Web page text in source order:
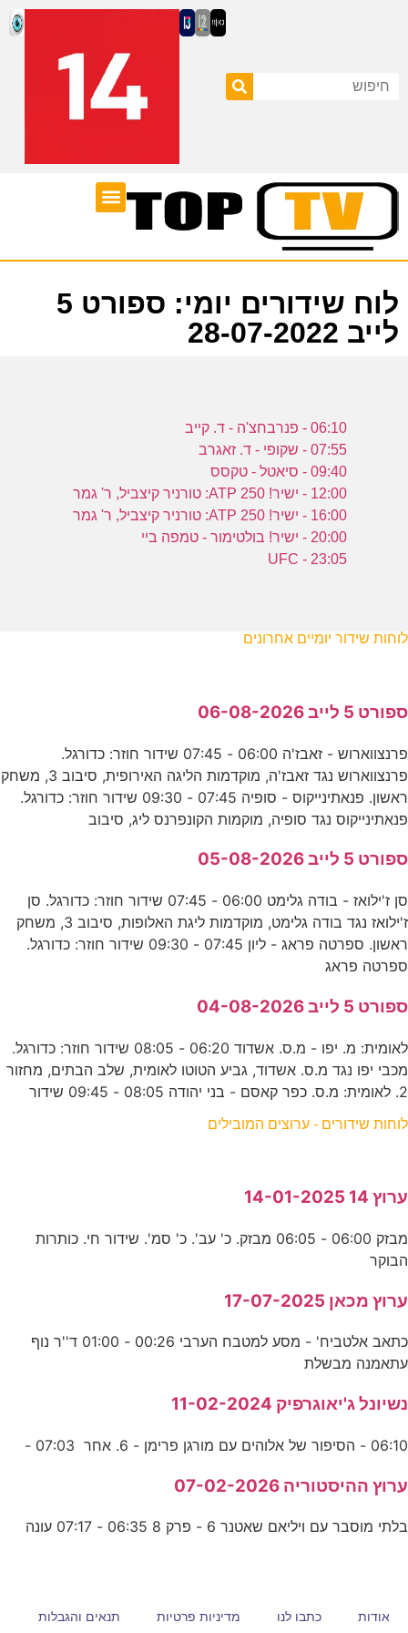
לוח שידורים יומי: ספורט 5
לייב 28-07-2022
06:10 - פנרבחצ'ה - ד. קייב
07:55 - שקופי - ד. זאגרב
09:40 - סיאטל - טקסס
12:00 - ישיר! ATP 250: טורניר קיצביל, ר' גמר
16:00 - ישיר! ATP 250: טורניר קיצביל, ר' גמר
20:00 - ישיר! בולטימור - טמפה ביי
23:05 - UFC
לוחות שידור יומיים אחרונים
ספורט 5 לייב 06-08-2026
פרנצווארוש - זאבז'ה 06:00 - 07:45 שידור חוזר: כדורגל.
פרנצווארוש נגד זאבז'ה, מוקדמות הליגה האירופית, סיבוב 3, משחק
ראשון. פנאתינייקוס - סופיה 07:45 - 09:30 שידור חוזר: כדורגל.
פנאתינייקוס נגד סופיה, מוקמות הקונפרנס ליג, סיבוב
ספורט 5 לייב 05-08-2026
סן ז'ילואז - בודה גלימט 06:00 - 07:45 שידור חוזר: כדורגל. סן
ז'ילואז נגד בודה גלימט, מוקדמות ליגת האלופות, סיבוב 3, משחק
ראשון. ספרטה פראג - ליון 07:45 - 09:30 שידור חוזר: כדורגל.
ספרטה פראג
ספורט 5 לייב 04-08-2026
לאומית: מ. יפו - מ.ס. אשדוד 06:20 - 08:05 שידור חוזר: כדורגל.
מכבי יפו נגד מ.ס. אשדוד, גביע הטוטו לאומית, שלב הבתים, מחזור
2. לאומית: מ.ס. כפר קאסם - בני יהודה 08:05 - 09:45 שידור
לוחות שידורים - ערוצים המובילים
ערוץ 14 14-01-2025
מבזק 06:00 - 06:05 מבזק. כ' עב'. כ' סמ'. שידור חי. כותרות
הבוקר
ערוץ מכאן 17-07-2025
כתאב אלטביח' - מסע למטבח הערבי 00:26 - 01:00 ד''ר נוף
עתאמנה מבשלת
נשיונל ג'יאוגרפיק 11-02-2024
06:10 - הסיפור של אלוהים עם מורגן פרימן - 6. אחר 07:03 -
ערוץ ההיסטוריה 07-02-2026
בלתי מוסבר עם ויליאם שאטנר 6 - פרק 8 06:35 - 07:17 עונה
אודות כתבו לנו מדיניות פרטיות תנאים והגבלות